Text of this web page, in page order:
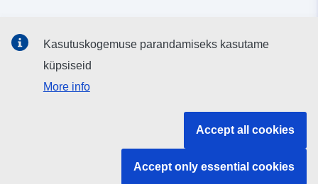
Otsige ELi teavet
ELi institutsioonid ja asutused
Kasutuskogemuse parandamiseks kasutame
küpsiseid
More info
Accept all cookies
Accept only essential cookies